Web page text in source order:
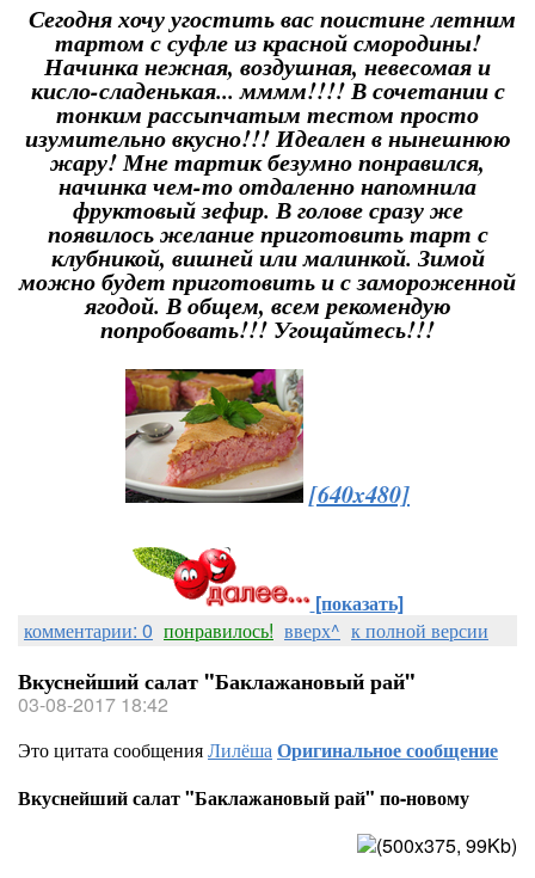
Сегодня хочу угостить вас поистине летним
тартом с суфле из красной смородины!
Начинка нежная, воздушная, невесомая и
кисло-сладенькая... мммм!!!! В сочетании с
тонким рассыпчатым тестом просто
изумительно вкусно!!! Идеален в нынешнюю
жару! Мне тартик безумно понравился,
начинка чем-то отдаленно напомнила
фруктовый зефир. В голове сразу же
появилось желание приготовить тарт с
клубникой, вишней или малинкой. Зимой
можно будет приготовить и с замороженной
ягодой. В общем, всем рекомендую
попробовать!!! Угощайтесь!!!
[640x480]
[показать]
комментарии: 0 понравилось! вверх^ к полной версии
Вкуснейший салат "Баклажановый рай"
03-08-2017 18:42
Это цитата сообщенияЛилёшаОригинальное сообщение
Вкуснейший салат "Баклажановый рай" по-новому